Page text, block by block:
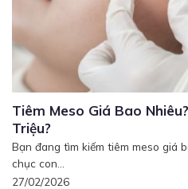
Tiêm Meso Giá Bao
Triệu?
Bạn đang tìm kiếm tiêm meso giá
chục con...
27/02/2026